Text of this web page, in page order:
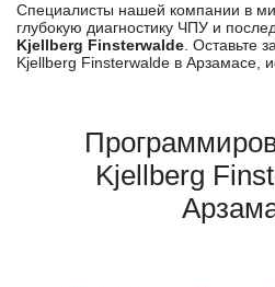
Специалисты нашей компании в
глубокую диагностику ЧПУ и
Kjellberg Finsterwalde . Оставьте
Kjellberg Finsterwalde в Арзамасе,
Kjellberg